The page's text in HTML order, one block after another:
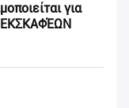
για
ΕΚΣΚΑΦΈΩΝ